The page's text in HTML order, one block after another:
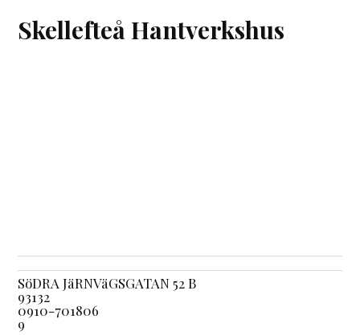
Skellefteå Hantverkshus
SöDRA JäRNVäGSGATAN 52 B
93132
0910-701806
9